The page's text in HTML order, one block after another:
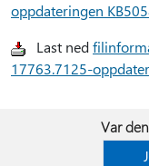
oppdateringen
Last ned
17763.7125-
Var